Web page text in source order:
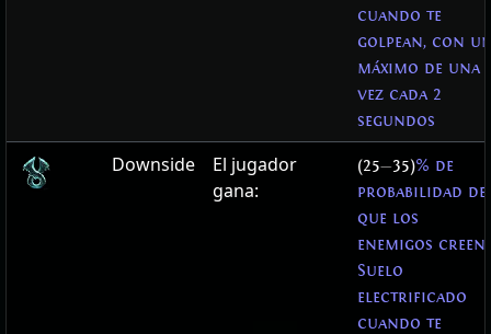
cuando te
golpean, con
máximo de una
vez cada 2
segundos
Downside
El jugador
gana:
(25—35)% de
probabilidad de
que los
enemigos creen
Suelo
electrificado
cuando te